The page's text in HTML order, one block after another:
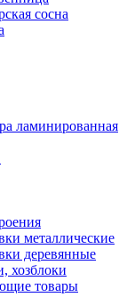
сосна
ламинированная
металлические
деревянные
хозблоки
товары